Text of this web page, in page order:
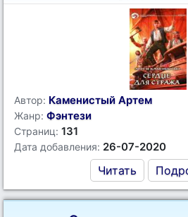
Автор: Каменистый Артем
Жанр: Фэнтези
Страниц: 131
Дата добавления: 26-07-2020
Читать